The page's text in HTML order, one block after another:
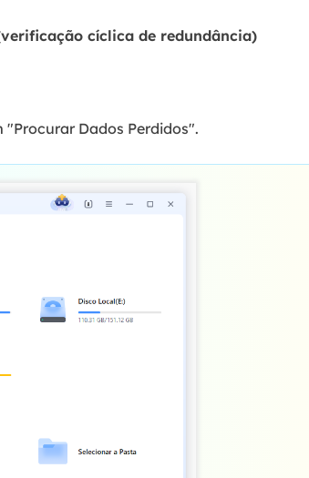
cíclica de redundância)
Dados Perdidos".